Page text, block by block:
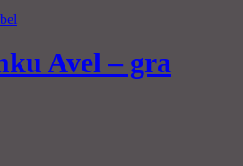
Avel – gra